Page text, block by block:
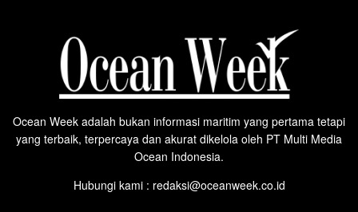
Ocean Week adalah bukan informasi maritim yang pertama tetapi
yang terbaik, terpercaya dan akurat dikelola oleh PT Multi Media
Ocean Indonesia.
Hubungi kami : redaksi@oceanweek.co.id